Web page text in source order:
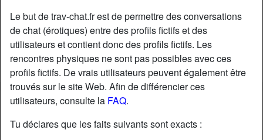
Le but de trav-chat.fr est de permettre des conversations
de chat (érotiques) entre des profils fictifs et des
utilisateurs et contient donc des profils fictifs. Les
rencontres physiques ne sont pas possibles avec ces
profils fictifs. De vrais utilisateurs peuvent également être
trouvés sur le site Web. Afin de différencier ces
utilisateurs, consulte la FAQ.
Tu déclares que les faits suivants sont exacts :
starAjouter chatDiscuter !